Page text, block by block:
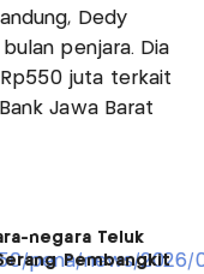
Dedy
penjara. Dia
juta terkait
Jawa Barat
negara Teluk
Pembangkit